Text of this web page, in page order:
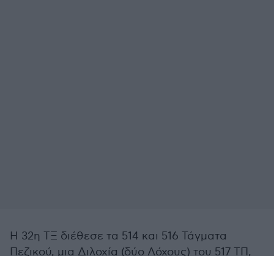
Η 32η ΤΞ διέθεσε τα 514 και 516 Τάγματα
Πεζικού, μια Διλοχία (δύο Λόχους) του 517 ΤΠ,